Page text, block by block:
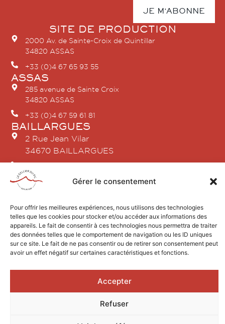
Gérer le consentement
Pour offrir les meilleures expériences, nous utilisons des technologies
telles que les cookies pour stocker et/ou accéder aux informations des
appareils. Le fait de consentir à ces technologies nous permettra de traiter
des données telles que le comportement de navigation ou les ID uniques
sur ce site. Le fait de ne pas consentir ou de retirer son consentement peut
avoir un effet négatif sur certaines caractéristiques et fonctions.
Accepter
Refuser
SITE DE PRODUCTION
2000 Av. de Sainte-Croix de Quintillar
34820 ASSAS
+33 (0)4 67 65 93 55
ASSAS
285 avenue de Sainte Croix
34820 ASSAS
+33 (0)4 67 59 61 81
BAILLARGUES
2 Rue Jean Vilar
34670 BAILLARGUES
SAINT-GELY-DU-FESC
2 avenue du Pic Saint Loup
+33 (0)4 67 84 21 96
Mentions légales
2026 © Le Cellier du Pic